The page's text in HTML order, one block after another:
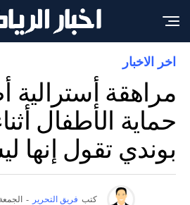
اخر الاخبار
مراهقة أسترالية
حماية الأطفال
بوندي تقول إنها
كتب فريق التحرير - الجمعة 19 ديسمبر